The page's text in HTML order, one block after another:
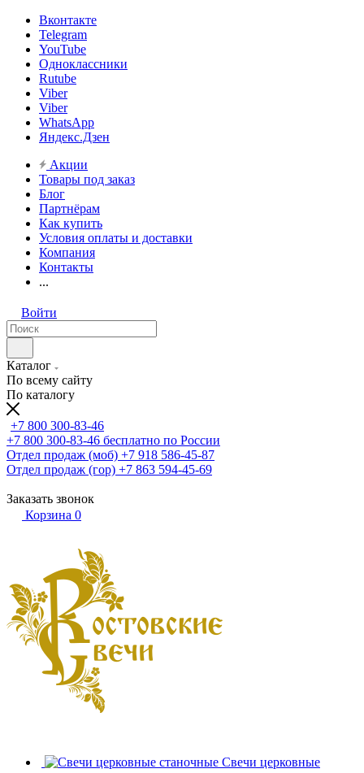
Вконтакте
Telegram
YouTube
Одноклассники
Rutube
Viber
Viber
WhatsApp
Яндекс.Дзен
Акции
Товары под заказ
Блог
Партнёрам
Как купить
Условия оплаты и доставки
Компания
Контакты
...
Войти
Каталог
По всему сайту
По каталогу
+7 800 300-83-46
+7 800 300-83-46 бесплатно по России
Отдел продаж (моб) +7 918 586-45-87
Отдел продаж (гор) +7 863 594-45-69
Заказать звонок
Корзина 0
Свечи церковные